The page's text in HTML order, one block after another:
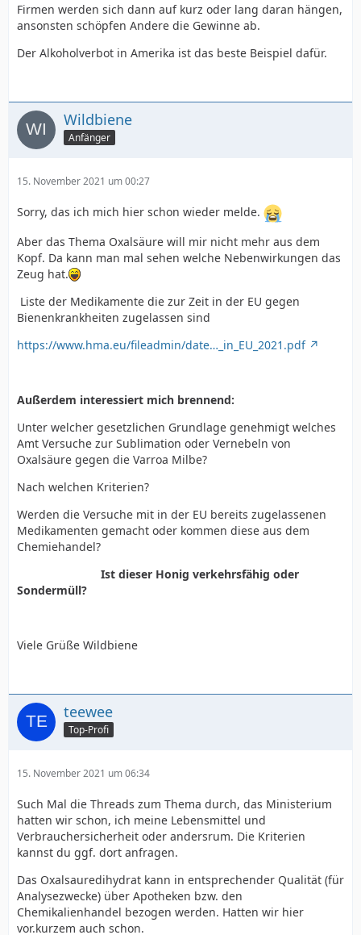
Firmen werden sich dann auf kurz oder lang daran hängen,
ansonsten schöpfen Andere die Gewinne ab.
Der Alkoholverbot in Amerika ist das beste Beispiel dafür.
Wildbiene
Anfänger
15. November 2021 um 00:27
Sorry, das ich mich hier schon wieder melde.
Aber das Thema Oxalsäure will mir nicht mehr aus dem
Kopf. Da kann man mal sehen welche Nebenwirkungen das
Zeug hat.
Liste der Medikamente die zur Zeit in der EU gegen
Bienenkrankheiten zugelassen sind
https://www.hma.eu/fileadmin/date…_in_EU_2021.pdf
Außerdem interessiert mich brennend:
Unter welcher gesetzlichen Grundlage genehmigt welches
Amt Versuche zur Sublimation oder Vernebeln von
Oxalsäure gegen die Varroa Milbe?
Nach welchen Kriterien?
Werden die Versuche mit in der EU bereits zugelassenen
Medikamenten gemacht oder kommen diese aus dem
Chemiehandel?
Ist dieser Honig verkehrsfähig oder
Sondermüll?
Viele Grüße Wildbiene
teewee
Top-Profi
15. November 2021 um 06:34
Such Mal die Threads zum Thema durch, das Ministerium
hatten wir schon, ich meine Lebensmittel und
Verbrauchersicherheit oder andersrum. Die Kriterien
kannst du ggf. dort anfragen.
Das Oxalsauredihydrat kann in entsprechender Qualität (für
Analysezwecke) über Apotheken bzw. den
Chemikalienhandel bezogen werden. Hatten wir hier
vor.kurzem auch schon.